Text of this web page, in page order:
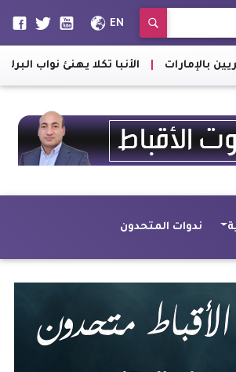
EN
تكلا يهنئ نواب البرلمان بنجع حمادي |
ندوات المتحدون